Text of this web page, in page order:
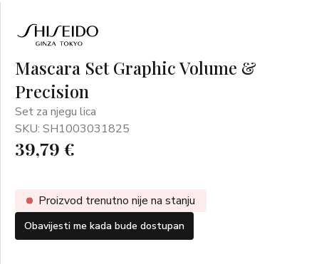
Mascara Set Graphic Volume &
Precision
Set za njegu lica
SKU: SH1003031825
39,79 €
Proizvod trenutno nije na stanju
Obavijesti me kada bude dostupan